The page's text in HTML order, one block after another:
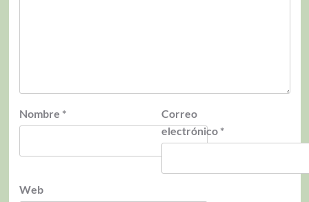
Nombre *
Correo
electrónico *
Web